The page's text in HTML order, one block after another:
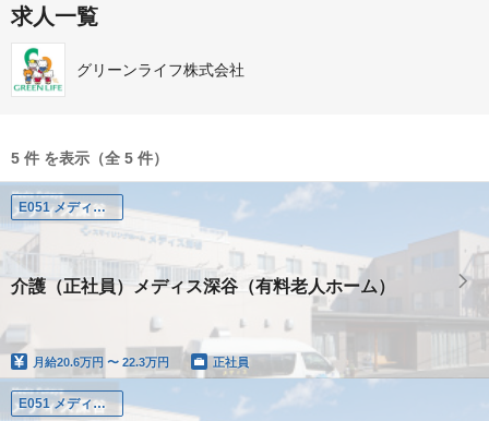
求人一覧
グリーンライフ株式会社
5 件 を表示（全 5 件）
E051 メディス深谷
介護（正社員）メディス深谷（有料老人ホーム）
月給20.6万円 〜 22.3万円 正社員
E051 メディス深谷